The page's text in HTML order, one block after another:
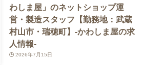
わしま屋」のネットショップ運
営・製造スタッフ【勤務地：武蔵
村山市・瑞穂町】-かわしま屋の求
人情報-
2026年7月15日